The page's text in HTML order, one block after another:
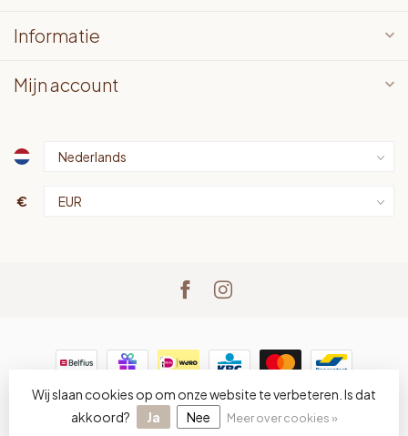
Informatie
Mijn account
€
© Copyright 2026 LOTS bv- Powered byLightspeed-
Lightspeed design byDyvelopment
Wij slaan cookies op om onze website te verbeteren. Is dat
akkoord?
Ja Nee Meer over cookies »